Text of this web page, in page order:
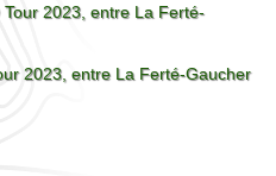
Tour 2023, entre La Ferté-
2023, entre La Ferté-Gaucher